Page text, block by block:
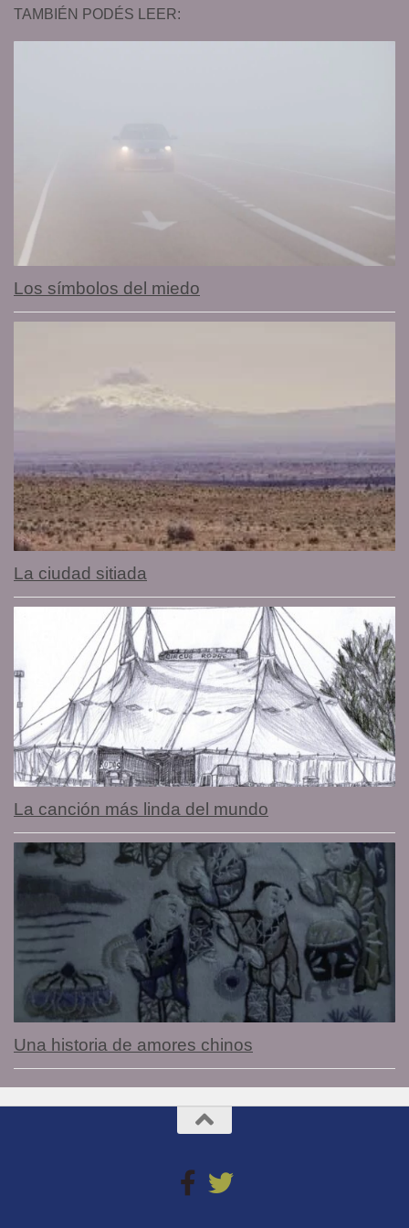
TAMBIÉN PODÉS LEER:
Los símbolos del miedo
La ciudad sitiada
La canción más linda del mundo
Una historia de amores chinos